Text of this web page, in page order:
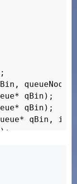
s) {  //右栈退
s) {    //右
s->maxSize -
pos);
enqueue,
pos++) {
dequeue,
QUEUE_LENGTH +
pos);
enqueue,
qBin);
qBin);
qBin,